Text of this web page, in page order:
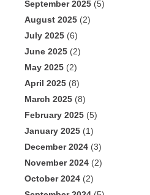
September 2025 (5)
August 2025 (2)
July 2025 (6)
June 2025 (2)
May 2025 (2)
April 2025 (8)
March 2025 (8)
February 2025 (5)
January 2025 (1)
December 2024 (3)
November 2024 (2)
October 2024 (2)